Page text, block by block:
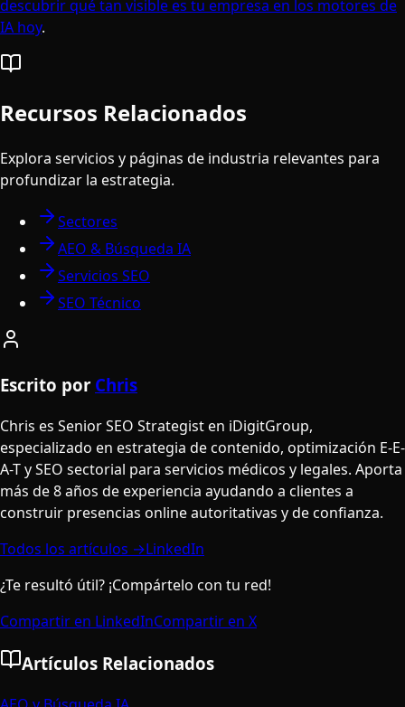
descubrir qué tan visible es tu empresa en los motores de
IA hoy.
Recursos Relacionados
Explora servicios y páginas de industria relevantes para
profundizar la estrategia.
Sectores
AEO & Búsqueda IA
Servicios SEO
SEO Técnico
Escrito por Chris
Chris es Senior SEO Strategist en iDigitGroup,
especializado en estrategia de contenido, optimización E-E-
A-T y SEO sectorial para servicios médicos y legales. Aporta
más de 8 años de experiencia ayudando a clientes a
construir presencias online autoritativas y de confianza.
Todos los artículos →LinkedIn
¿Te resultó útil? ¡Compártelo con tu red!
Compartir en LinkedInCompartir en X
Artículos Relacionados